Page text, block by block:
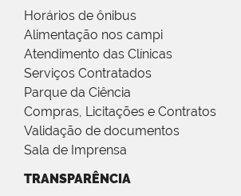
Horários de ônibus
Alimentação nos campi
Atendimento das Clínicas
Serviços Contratados
Parque da Ciência
Compras, Licitações e Contratos
Validação de documentos
Sala de Imprensa
TRANSPARÊNCIA